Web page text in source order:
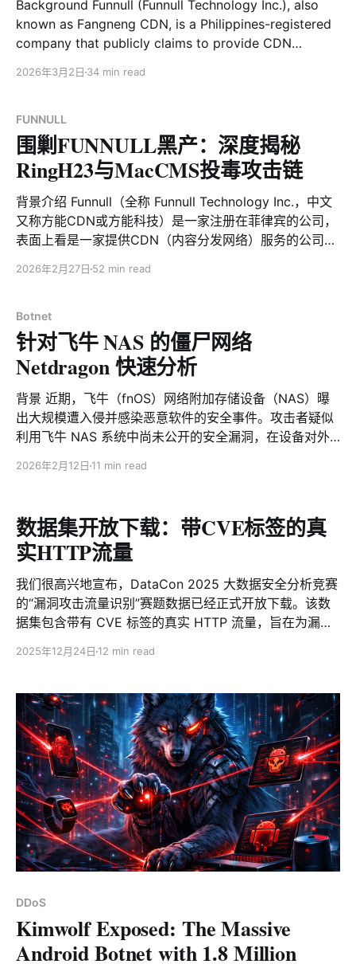
区。主要来自德国、美国、巴西、荷兰等地区。 5月2
日，安全社区披露黑客已利用该漏洞成功入侵东南亚政府
Background Funnull (Funnull Technology Inc.), also
known as Fangneng CDN, is a Philippines-registered
company that publicly claims to provide CDN
infrastructure provider for Southeast Asia’s
for large-scale “pig-butchering” scam operations. It
has been formally
2026年3月2日 34 min read
FUNNULL
围剿FUNNULL黑产：深度揭秘
RingH23与MacCMS投毒攻击链
背景介绍 Funnull（全称 Funnull Technology Inc.，中文
又称方能CDN或方能科技）是一家注册在菲律宾的公司，
表面上看是一家提供CDN（内容分发网络）服务的公司，
提供商，专为“杀猪盘”网络诈骗提供一站式服务，被美国
也长期被视为“诈骗专用云”。2025年5月29日美国财政部
外国资产控制办公室（OFAC）正式宣布对Funnull黑产团
伙进行制裁，之后 Funnull 的公开运营基本陷于停滞。然
而网络黑产链条的往往有极强的韧性，Funnull这样的老牌
专业团队更是如此，“被打击、潜伏、再度回归”几乎成为
其生存常态，我们的最新研究表明Funnull已换皮复活。
时间回到2025年7月9日，Xlab大网威胁感知系统监测到
件。首先引起注意的是访问hxxp://zhw.]sh显示的图片，
2026年2月27日 52 min read
Botnet
针对飞牛 NAS 的僵尸网络
Netdragon 快速分析
背景 近期，飞牛（fnOS）网络附加存储设备（NAS）曝
出大规模遭入侵并感染恶意软件的安全事件。攻击者疑似
利用飞牛 NAS 系统中尚未公开的安全漏洞，在设备对外
并分析的恶意样本进行研判，我们确认其隶属于
被我们发现并持续跟踪至今，其核心能力包括 DDoS 攻击
与远程命令执行，可将被感染的 NAS 设备纳入僵尸网
络，参与大规模分布式拒绝服务攻击活动。 值得注意的
对抗能力进行升级，通过多层手段削弱防御与清除效果。
在网络层面，样本会主动删除系统中用于阻断 C2 通信的
iptables / nft规则，绕过既有封堵措施；同时篡改 hosts
文件，对飞牛 NAS 官方升级域名进行劫持，从而阻断设
2026年2月12日 11 min read
数据集开放下载：带CVE标签的真
实HTTP流量
我们很高兴地宣布，DataCon 2025 大数据安全分析竞赛
的“漏洞攻击流量识别”赛题数据已经正式开放下载。该数
据集包含带有 CVE 标签的真实 HTTP 流量，旨在为漏洞
resourcesId=42 背景介绍 随着网络安全威胁日益严峻，
及时识别并响应漏洞攻击已成为网络防御的关键。HTTP
流量作为网络通信的主要载体，承载着海量应用数据与潜
在的安全风险。通过深入分析 HTTP 流量中的攻击行为，
可以有效提升网络空间的整体防御能力。 然而，当前公开
的网络流量数据集大多聚焦于 DDoS/XSS 等通用攻击类
型识别、Stream/P2P 等协议类型识别或 Gmail/Skype
等服务类型识别。专门针对特定 CVE 漏洞攻击的 HTTP
流量数据集仍较为匮乏。本数据集旨在填补这一空白，推
动相关技术的发展。
2025年12月24日 12 min read
DDoS
Kimwolf Exposed: The Massive
Android Botnet with 1.8 Million